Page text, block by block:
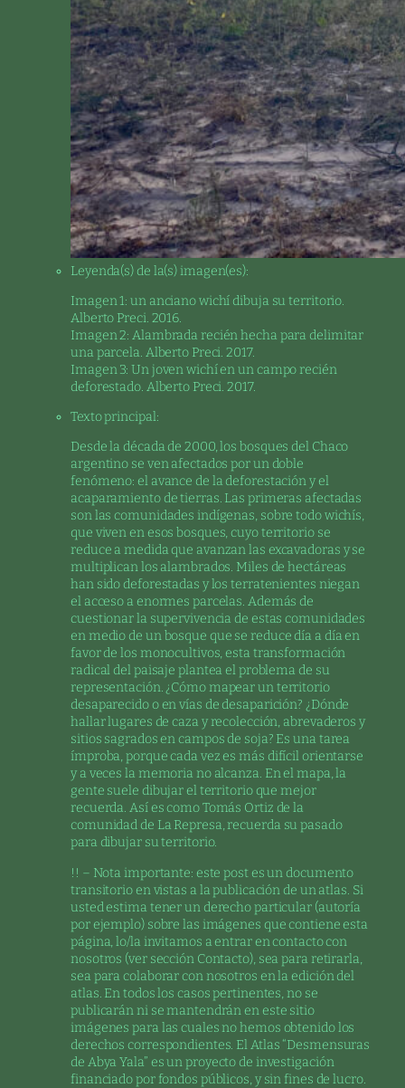
Leyenda(s) de la(s) imagen(es):
Imagen 1: un anciano wichí dibuja su territorio.
Alberto Preci. 2016.
Imagen 2: Alambrada recién hecha para delimitar
una parcela. Alberto Preci. 2017.
Imagen 3: Un joven wichí en un campo recién
deforestado. Alberto Preci. 2017.
Texto principal:
Desde la década de 2000, los bosques del Chaco
argentino se ven afectados por un doble
fenómeno: el avance de la deforestación y el
acaparamiento de tierras. Las primeras afectadas
son las comunidades indígenas, sobre todo wichís,
que viven en esos bosques, cuyo territorio se
reduce a medida que avanzan las excavadoras y se
multiplican los alambrados. Miles de hectáreas
han sido deforestadas y los terratenientes niegan
el acceso a enormes parcelas. Además de
cuestionar la supervivencia de estas comunidades
en medio de un bosque que se reduce día a día en
favor de los monocultivos, esta transformación
radical del paisaje plantea el problema de su
representación. ¿Cómo mapear un territorio
desaparecido o en vías de desaparición? ¿Dónde
hallar lugares de caza y recolección, abrevaderos y
sitios sagrados en campos de soja? Es una tarea
ímproba, porque cada vez es más difícil orientarse
y a veces la memoria no alcanza. En el mapa, la
gente suele dibujar el territorio que mejor
recuerda. Así es como Tomás Ortiz de la
comunidad de La Represa, recuerda su pasado
para dibujar su territorio.
!! – Nota importante: este post es un documento
transitorio en vistas a la publicación de un atlas. Si
usted estima tener un derecho particular (autoría
por ejemplo) sobre las imágenes que contiene esta
página, lo/la invitamos a entrar en contacto con
nosotros (ver sección Contacto), sea para retirarla,
sea para colaborar con nosotros en la edición del
atlas. En todos los casos pertinentes, no se
publicarán ni se mantendrán en este sitio
imágenes para las cuales no hemos obtenido los
derechos correspondientes. El Atlas “Desmensuras
de Abya Yala” es un proyecto de investigación
financiado por fondos públicos, y sin fines de lucro.